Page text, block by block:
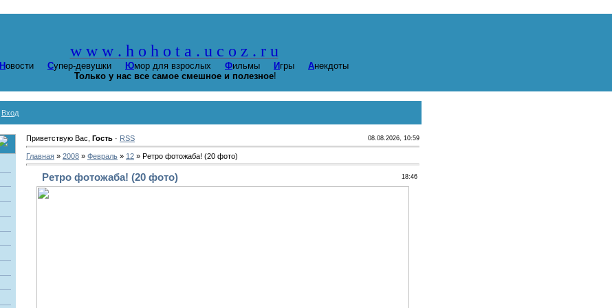
w w w . h o h o t a . u c o z . r u
Новости Супер-девушки Юмор для взрослых Фильмы И гры Анекдоты
Только у нас все самое смешное и полезное!
Вход
Приветствую Вас, Гость· RSS 08.08.2026, 10:59
Главная» 2008 » Февраль » 12» Ретро фотожаба! (20 фото)
Ретро фотожаба! (20 фото) 18:46